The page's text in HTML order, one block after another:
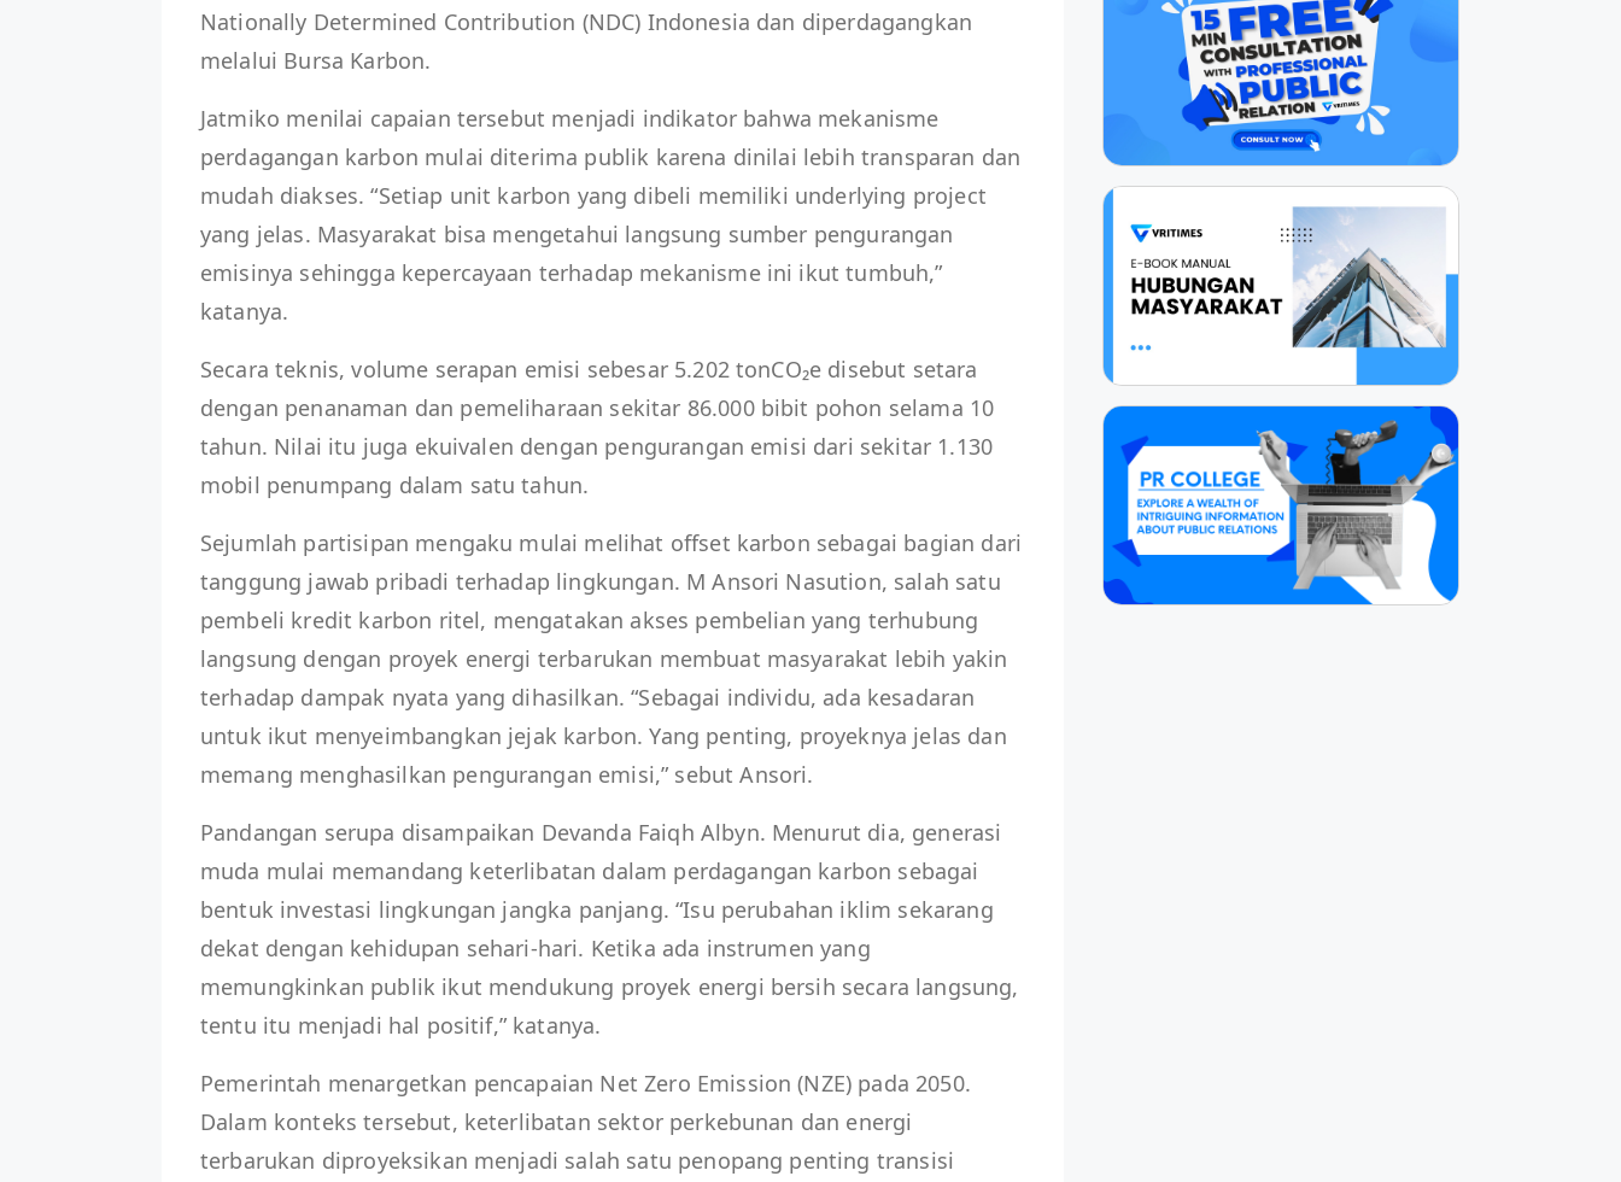
Nationally Determined Contribution (NDC) Indonesia dan diperdagangkan
melalui Bursa Karbon.
Jatmiko menilai capaian tersebut menjadi indikator bahwa mekanisme
perdagangan karbon mulai diterima publik karena dinilai lebih transparan dan
mudah diakses. “Setiap unit karbon yang dibeli memiliki underlying project
yang jelas. Masyarakat bisa mengetahui langsung sumber pengurangan
emisinya sehingga kepercayaan terhadap mekanisme ini ikut tumbuh,”
katanya.
Secara teknis, volume serapan emisi sebesar 5.202 tonCO₂e disebut setara
dengan penanaman dan pemeliharaan sekitar 86.000 bibit pohon selama 10
tahun. Nilai itu juga ekuivalen dengan pengurangan emisi dari sekitar 1.130
mobil penumpang dalam satu tahun.
Sejumlah partisipan mengaku mulai melihat offset karbon sebagai bagian dari
tanggung jawab pribadi terhadap lingkungan. M Ansori Nasution, salah satu
pembeli kredit karbon ritel, mengatakan akses pembelian yang terhubung
langsung dengan proyek energi terbarukan membuat masyarakat lebih yakin
terhadap dampak nyata yang dihasilkan. “Sebagai individu, ada kesadaran
untuk ikut menyeimbangkan jejak karbon. Yang penting, proyeknya jelas dan
memang menghasilkan pengurangan emisi,” sebut Ansori.
Pandangan serupa disampaikan Devanda Faiqh Albyn. Menurut dia, generasi
muda mulai memandang keterlibatan dalam perdagangan karbon sebagai
bentuk investasi lingkungan jangka panjang. “Isu perubahan iklim sekarang
dekat dengan kehidupan sehari-hari. Ketika ada instrumen yang
memungkinkan publik ikut mendukung proyek energi bersih secara langsung,
tentu itu menjadi hal positif,” katanya.
Pemerintah menargetkan pencapaian Net Zero Emission (NZE) pada 2050.
Dalam konteks tersebut, keterlibatan sektor perkebunan dan energi
terbarukan diproyeksikan menjadi salah satu penopang penting transisi